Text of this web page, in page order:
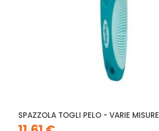
SPAZZOLA TOGLI PELO - VARIE MISURE